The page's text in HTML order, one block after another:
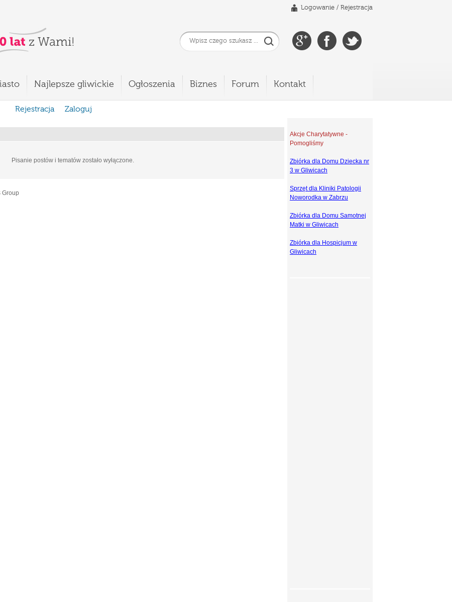
Logowanie / Rejestracja
Najlepsze gliwickie Ogłoszenia Biznes Forum Kontakt
Rejestracja
Zaloguj
Pisanie postów i tematów zostało wyłączone.
Group
Akcje Charytatywne -
Pomogliśmy
Zbiórka dla Domu Dziecka nr
3 w Gliwicach
Sprzęt dla Kliniki Patologii
Noworodka w Zabrzu
Zbiórka dla Domu Samotnej
Matki w Gliwicach
Zbiórka dla Hospicjum w
Gliwicach